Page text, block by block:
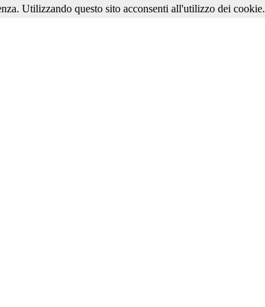
Utilizzando questo sito acconsenti all'utilizzo dei cookie.